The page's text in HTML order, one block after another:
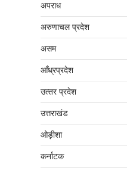
अपराध
अरुणाचल प्रदेश
असम
आँध्रप्रदेश
उत्‍तर प्रदेश
उत्तराखंड
ओड़ीशा
कर्नाटक